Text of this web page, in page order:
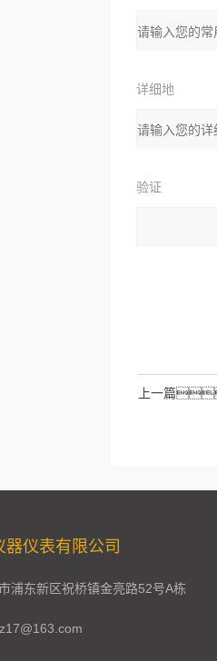
箱：
详细地
址：
验证
如：三
上一篇
仪表有限公司
东新区祝桥镇金亮路52号A栋